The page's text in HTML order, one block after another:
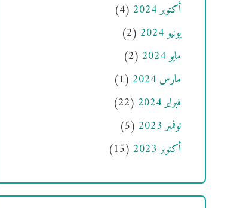
أكتوبر 2024
(4)
يونيو 2024
(2)
مايو 2024
(2)
مارس 2024
(1)
فبراير 2024
(22)
نوفمبر 2023
(5)
أكتوبر 2023
(15)